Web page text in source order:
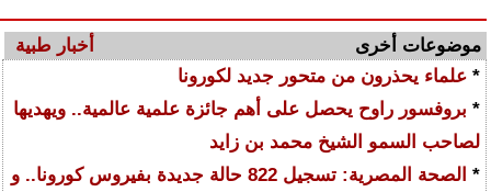
موضوعات أخرى
أخبار طبية
* علماء يحذرون من متحور جديد لكورونا
* بروفسور راوح يحصل على أهم جائزة علمية عالمية.. ويهديها
لصاحب السمو الشيخ محمد بن زايد
*
الصحة المصرية: تسجيل 822 حالة جديدة بفيروس كورونا.. و